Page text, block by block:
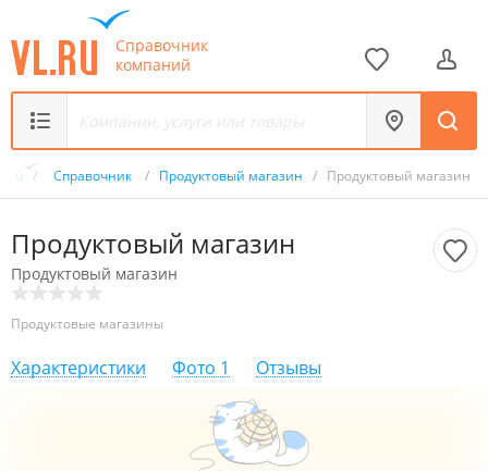
Справочник
компаний
/ Справочник / Продуктовый магазин / Продуктовый магазин
Продуктовый магазин
Продуктовый магазин
Продуктовые магазины
Характеристики Фото 1 Отзывы